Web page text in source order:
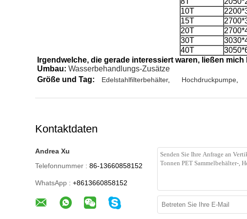
10T
15T
20T
30T
40T
Irgendwelche, die gerade interessiert waren, ließen
Umbau: Wasserbehandlungs-Zusätze
Größe und Tag:
Edelstahlfilterbehälter, Hochdruckpumpe
Kontaktdaten
Andrea Xu
Telefonnummer : 86-13660858152
WhatsApp : +8613660858152